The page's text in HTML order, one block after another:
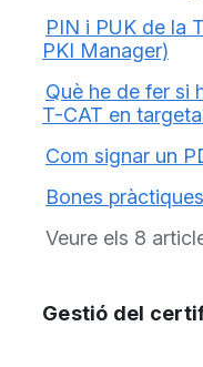
PIN i PUK de la
PKI Manager)
Què he de fer si
T-CAT en
Com signar un
Bones
Veure els 8
Gestió del